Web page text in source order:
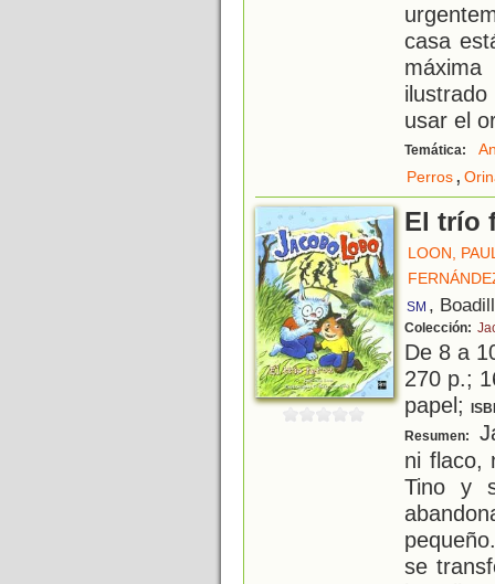
casa
usar el
Temática:
Perros,
El trío
LOON,
SM ,
Colección:
De 8 a
270 p.;
papel;
Resumen:
ni flaco,
Tino y
se